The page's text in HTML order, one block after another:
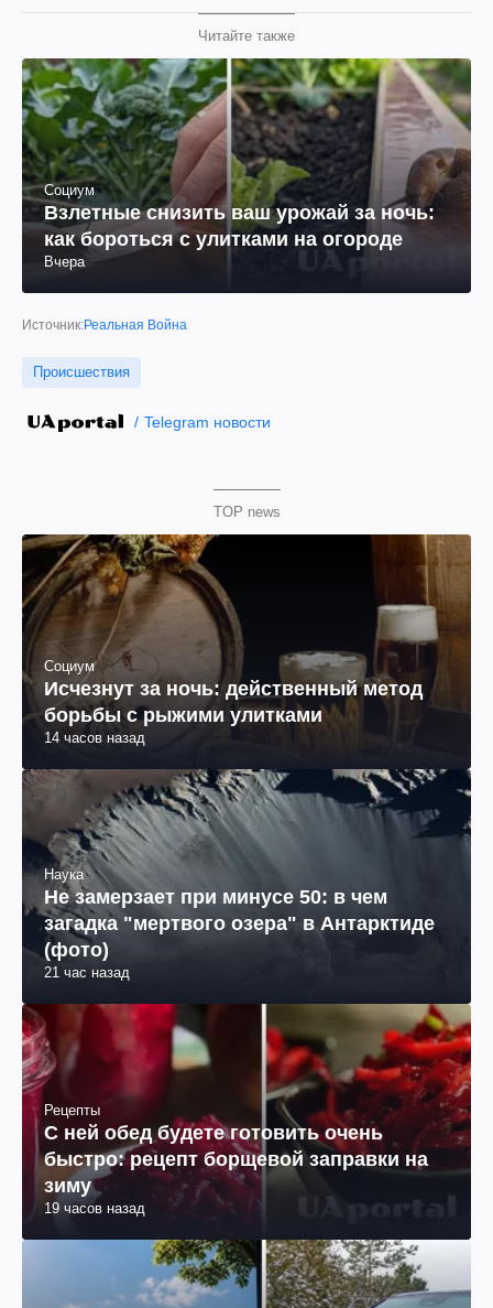
Читайте также
Социум
Взлетные снизить ваш урожай за ночь:
как бороться с улитками на огороде
Вчера
Источник:Реальная Война
Происшествия
Telegram новости
TOP news
Социум
Исчезнут за ночь: действенный метод
борьбы с рыжими улитками
14 часов назад
Наука
Не замерзает при минусе 50: в чем
загадка "мертвого озера" в Антарктиде
(фото)
21 час назад
Рецепты
С ней обед будете готовить очень
быстро: рецепт борщевой заправки на
зиму
19 часов назад